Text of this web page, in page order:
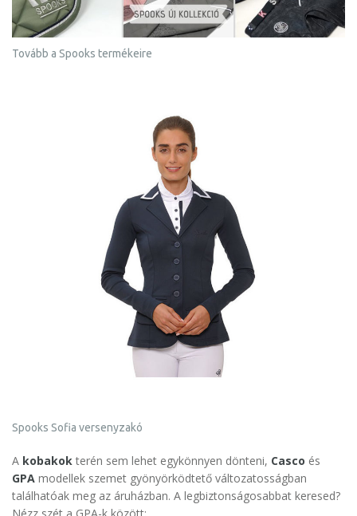
Tovább a Spooks termékeire
Spooks Sofia versenyzakó
A kobakok terén sem lehet egykönnyen dönteni, Casco és
GPA modellek szemet gyönyörködtető változatosságban
találhatóak meg az áruházban. A legbiztonságosabbat keresed?